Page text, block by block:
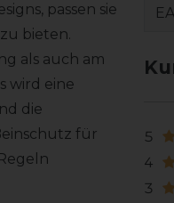
passen sie
bieten.
als auch am
wird eine
die
für
5
4
3